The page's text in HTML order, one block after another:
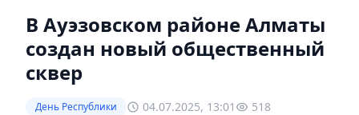
В Ауэзовском районе Алматы
создан новый общественный
сквер
День Республики 04.07.2025, 13:01 518